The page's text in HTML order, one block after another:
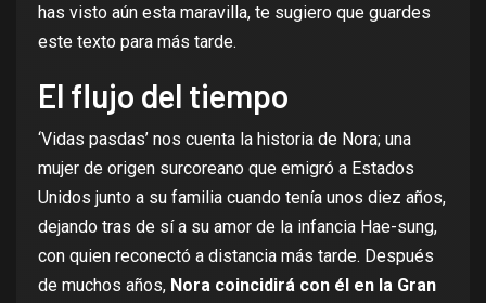
has visto aún esta maravilla, te sugiero que guardes
este texto para más tarde.
El flujo del tiempo
‘Vidas pasdas’ nos cuenta la historia de Nora; una
mujer de origen surcoreano que emigró a Estados
Unidos junto a su familia cuando tenía unos diez años,
dejando tras de sí a su amor de la infancia Hae-sung,
con quien reconectó a distancia más tarde. Después
de muchos años, Nora coincidirá con él en la Gran